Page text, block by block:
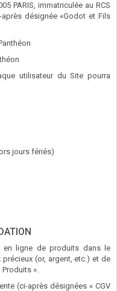
PARIS, immatriculée au RCS
désignée «Godot et Fils
utilisateur du Site pourra
jours fériés)
en ligne de produits dans le
(or, argent, etc.) et de
».
(ci-après désignées « CGV